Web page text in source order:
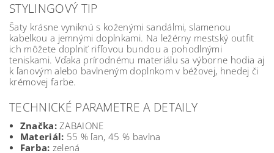
STYLINGOVÝ TIP
Šaty krásne vyniknú s koženými sandálmi, slamenou
kabelkou a jemnými doplnkami. Na ležérny mestský outfit
ich môžete doplniť rifľovou bundou a pohodlnými
teniskami. Vďaka prírodnému materiálu sa výborne hodia aj
k ľanovým alebo bavlneným doplnkom v béžovej, hnedej či
krémovej farbe.
TECHNICKÉ PARAMETRE A DETAILY
Značka:ZABAIONE
Materiál: 55 % ľan, 45 % bavlna
Farba: zelená